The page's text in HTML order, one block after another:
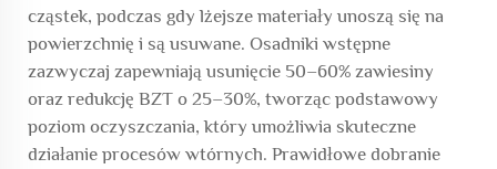
cząstek, podczas gdy lżejsze materiały unoszą się na
powierzchnię i są usuwane. Osadniki wstępne
zazwyczaj zapewniają usunięcie 50–60% zawiesiny
oraz redukcję BZT o 25–30%, tworząc podstawowy
poziom oczyszczania, który umożliwia skuteczne
działanie procesów wtórnych. Prawidłowe dobranie